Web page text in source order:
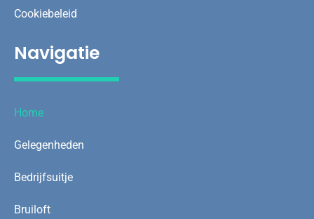
Cookiebeleid
Navigatie
Home
Gelegenheden
Bedrijfsuitje
Bruiloft